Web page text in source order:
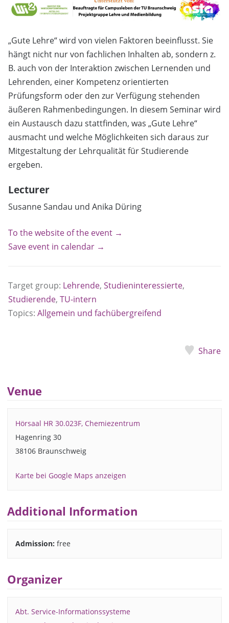
„Gute Lehre“ wird von vielen Faktoren beeinflusst. Sie
hängt nicht nur von fachlichen Inhalten ab, sondern z.
B. auch von der Interaktion zwischen Lernenden und
Lehrenden, einer Kompetenz orientierten
Prüfungsform oder den zur Verfügung stehenden
äußeren Rahmenbedingungen. In diesem Seminar wird
ein Austausch dazu stattfinden, was „Gute Lehre“
ausmacht und welche Möglichkeiten sich daraus zur
Mitgestaltung der Lehrqualität für Studierende
ergeben.
Lecturer
Susanne Sandau und Anika Düring
To the website of the event →
Save event in calendar →
Target group: Lehrende, Studieninteressierte,
Studierende, TU-intern
Topics: Allgemein und fachübergreifend
Share
Venue
Hörsaal HR 30.023F, Chemiezentrum
Hagenring 30
38106 Braunschweig
Karte bei Google Maps anzeigen
Additional Information
Admission: free
Organizer
Abt. Service-Informationssysteme